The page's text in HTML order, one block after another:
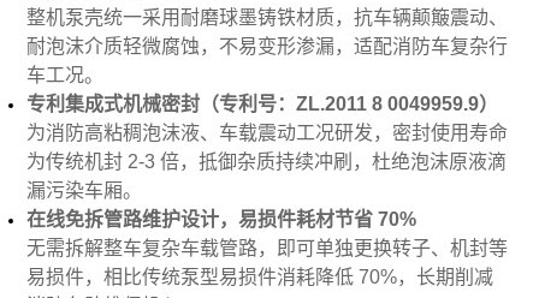
整机泵壳统一采用耐磨球墨铸铁材质，抗车辆颠簸震动、
耐泡沫介质轻微腐蚀，不易变形渗漏，适配消防车复杂行
车工况。
专利集成式机械密封（专利号：ZL.2011 8 0049959.9）
为消防高粘稠泡沫液、车载震动工况研发，密封使用寿命
为传统机封 2-3 倍，抵御杂质持续冲刷，杜绝泡沫原液滴
漏污染车厢。
在线免拆管路维护设计，易损件耗材节省 70%
无需拆解整车复杂车载管路，即可单独更换转子、机封等
易损件，相比传统泵型易损件消耗降低 70%，长期削减